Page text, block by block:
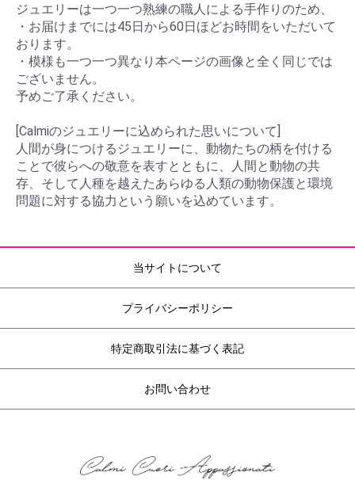
ジュエリーは一つ一つ熟練の職人による手作りのため、
・お届けまでには45日から60日ほどお時間をいただいて
おります。
・模様も一つ一つ異なり本ページの画像と全く同じでは
ございません。
予めご了承ください。
[Calmiのジュエリーに込められた思いについて]
人間が身につけるジュエリーに、動物たちの柄を付ける
ことで彼らへの敬意を表すとともに、人間と動物の共
存、そして人種を越えたあらゆる人類の動物保護と環境
問題に対する協力という願いを込めています。
当サイトについて
プライバシーポリシー
特定商取引法に基づく表記
お問い合わせ